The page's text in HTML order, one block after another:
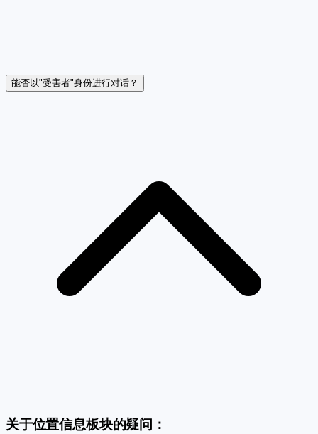
能否以"受害者"身份进行对话？
关于位置信息板块的疑问：